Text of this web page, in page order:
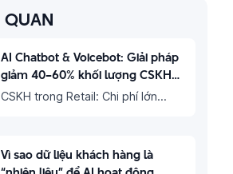
QUAN
AI Chatbot & Voicebot: Giải pháp
giảm 40–60% khối lượng CSKH
trong bán lẻ
CSKH trong Retail: Chi phí lớn
sóc khách hàng (CSKH) thường
Vì sao dữ liệu khách hàng là